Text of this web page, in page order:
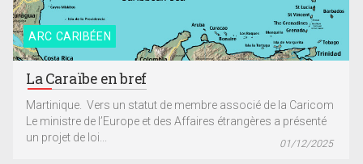
ARC CARIBÉEN
La Caraïbe en bref
Martinique. Vers un statut de membre associé de la Caricom
Le ministre de l’Europe et des Affaires étrangères a présenté
un projet de loi...
01/12/2025